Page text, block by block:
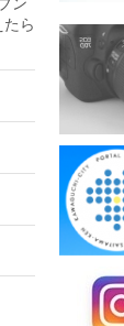
ら